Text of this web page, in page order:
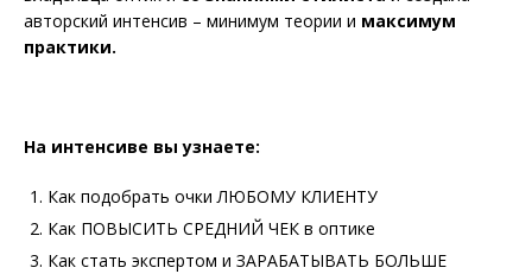
авторский интенсив – минимум теории и максимум
практики.
На интенсиве вы узнаете:
Как подобрать очки ЛЮБОМУ КЛИЕНТУ
Как ПОВЫСИТЬ СРЕДНИЙ ЧЕК в оптике
Как стать экспертом и ЗАРАБАТЫВАТЬ БОЛЬШЕ